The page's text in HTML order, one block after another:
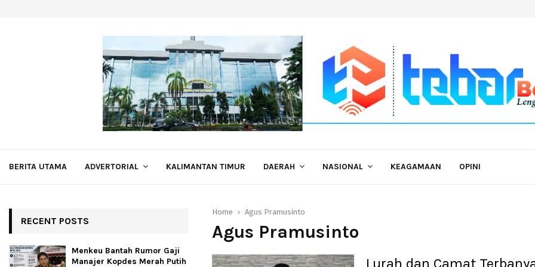
BERITA UTAMA ADVERTORIAL KALIMANTAN TIMUR DAERAH NASIONAL KEAGAMAAN OPINI
Home Agus Pramusinto
Agus Pramusinto
Lurah dan Camat
RECENT POSTS
Menkeu Bantah Rumor Gaji
Manajer Kopdes Merah Putih